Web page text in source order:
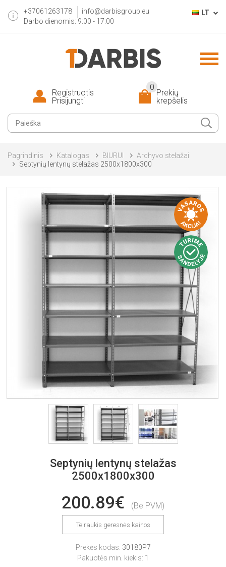
+37061263178
info@darbisgroup.eu
Darbo dienomis: 9:00 - 17:00
LT
Prekių
krepšelis
0
Registruotis
Prisijungti
Pagrindinis Katalogas BIURUI
Archyvo stelažai
Septynių lentynų stelažas 2500x1800x300
Septynių lentynų stelažas
2500x1800x300
200.89€ (Be PVM)
Teiraukis geresnės kainos
Prekės kodas: 30180P7
Pakuotės min. kiekis: 1